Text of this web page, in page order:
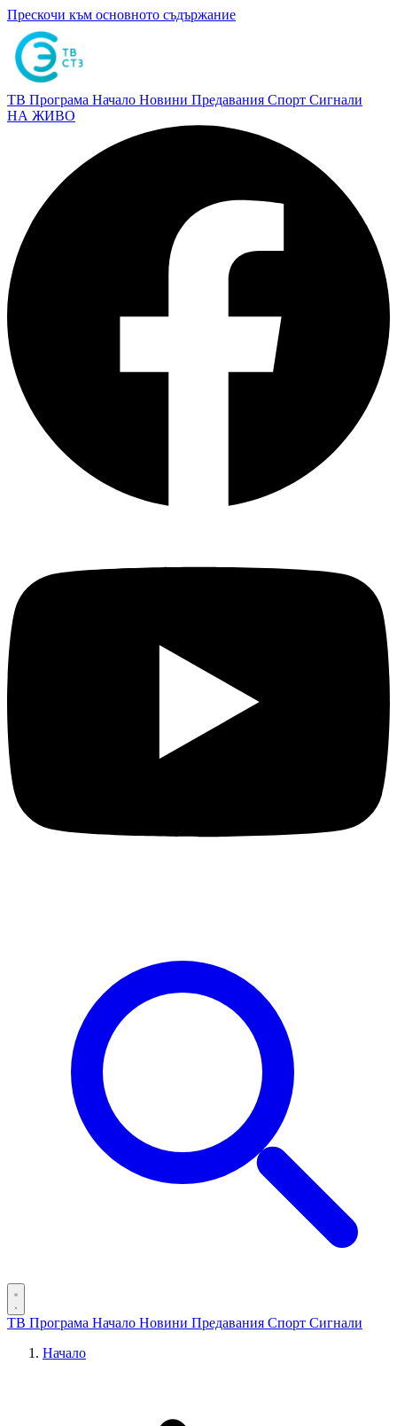
Прескочи към основното съдържание
ТВ Програма Начало Новини Предавания Спорт Сигнали
НА ЖИВО
ТВ Програма Начало Новини Предавания Спорт Сигнали
Начало